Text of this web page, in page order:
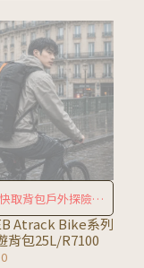
取背包戶外探險一
包搞定
Atrack Bike系列
背包25L/R7100